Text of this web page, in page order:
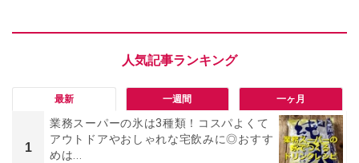
最新 一週間 一ヶ月
1
業務スーパーの氷は3種類！コスパよくて
アウトドアやおしゃれな宅飲みに◎おすす
めは...